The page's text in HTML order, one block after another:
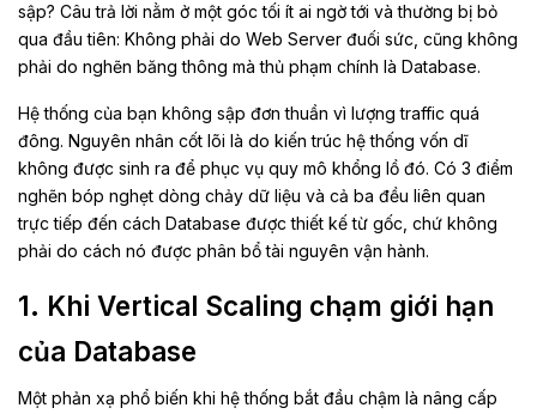
sập? Câu trả lời nằm ở một góc tối ít ai ngờ tới và thường bị bỏ
qua đầu tiên: Không phải do Web Server đuối sức, cũng không
phải do nghẽn băng thông mà thủ phạm chính là Database.
Hệ thống của bạn không sập đơn thuần vì lượng traffic quá
đông. Nguyên nhân cốt lõi là do kiến trúc hệ thống vốn dĩ
không được sinh ra để phục vụ quy mô khổng lồ đó. Có 3 điểm
nghẽn bóp nghẹt dòng chảy dữ liệu và cả ba đều liên quan
trực tiếp đến cách Database được thiết kế từ gốc, chứ không
phải do cách nó được phân bổ tài nguyên vận hành.
1. Khi Vertical Scaling chạm giới hạn
của Database
Một phản xạ phổ biến khi hệ thống bắt đầu chậm là nâng cấp